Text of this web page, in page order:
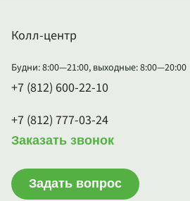
Колл-центр
Будни: 8:00—21:00, выходные: 8:00—20:00
+7 (812) 600-22-10
+7 (812) 777-03-24
Заказать звонок
Задать вопрос